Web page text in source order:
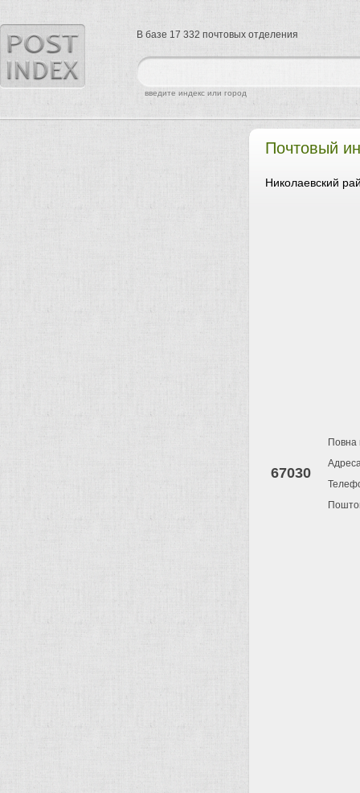
Почтовый
Николаевский
67030
Повна
найти
введите индекс или город
В базе 17 332 почтовых отделения